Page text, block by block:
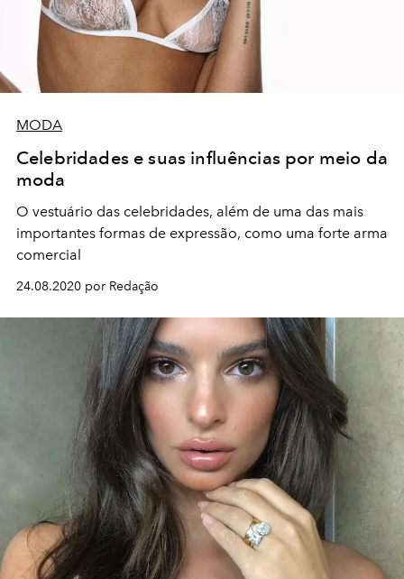
MODA
Celebridades e suas influências por meio da
moda
O vestuário das celebridades, além de uma das mais
importantes formas de expressão, como uma forte arma
comercial
24.08.2020 por Redação